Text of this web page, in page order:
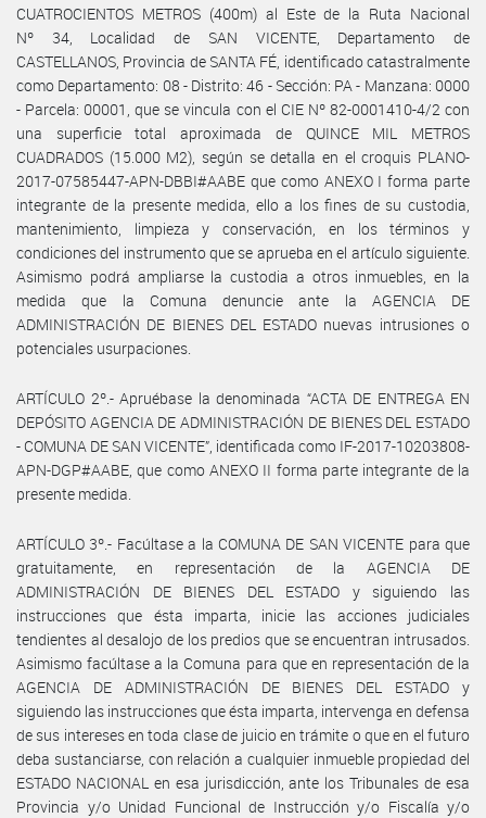
CUATROCIENTOS METROS (400m) al Este de la Ruta Nacional
Nº 34, Localidad de SAN VICENTE, Departamento de
CASTELLANOS, Provincia de SANTA FÉ, identificado catastralmente
como Departamento: 08 - Distrito: 46 - Sección: PA - Manzana: 0000
- Parcela: 00001, que se vincula con el CIE Nº 82-0001410-4/2 con
una superficie total aproximada de QUINCE MIL METROS
CUADRADOS (15.000 M2), según se detalla en el croquis PLANO-
2017-07585447-APN-DBBI#AABE que como ANEXO I forma parte
integrante de la presente medida, ello a los fines de su custodia,
mantenimiento, limpieza y conservación, en los términos y
condiciones del instrumento que se aprueba en el artículo siguiente.
Asimismo podrá ampliarse la custodia a otros inmuebles, en la
medida que la Comuna denuncie ante la AGENCIA DE
ADMINISTRACIÓN DE BIENES DEL ESTADO nuevas intrusiones o
potenciales usurpaciones.
ARTÍCULO 2º.- Apruébase la denominada “ACTA DE ENTREGA EN
DEPÓSITO AGENCIA DE ADMINISTRACIÓN DE BIENES DEL ESTADO
- COMUNA DE SAN VICENTE”, identificada como IF-2017-10203808-
APN-DGP#AABE, que como ANEXO II forma parte integrante de la
presente medida.
ARTÍCULO 3º.- Facúltase a la COMUNA DE SAN VICENTE para que
gratuitamente, en representación de la AGENCIA DE
ADMINISTRACIÓN DE BIENES DEL ESTADO y siguiendo las
instrucciones que ésta imparta, inicie las acciones judiciales
tendientes al desalojo de los predios que se encuentran intrusados.
Asimismo facúltase a la Comuna para que en representación de la
AGENCIA DE ADMINISTRACIÓN DE BIENES DEL ESTADO y
siguiendo las instrucciones que ésta imparta, intervenga en defensa
de sus intereses en toda clase de juicio en trámite o que en el futuro
deba sustanciarse, con relación a cualquier inmueble propiedad del
ESTADO NACIONAL en esa jurisdicción, ante los Tribunales de esa
Provincia y/o Unidad Funcional de Instrucción y/o Fiscalía y/o